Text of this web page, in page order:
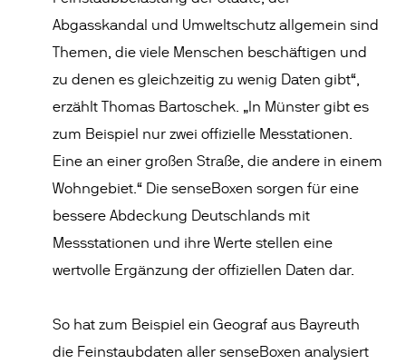
Abgasskandal und Umweltschutz allgemein sind
Themen, die viele Menschen beschäftigen und
zu denen es gleichzeitig zu wenig Daten gibt“,
erzählt Thomas Bartoschek. „In Münster gibt es
zum Beispiel nur zwei offizielle Messtationen.
Eine an einer großen Straße, die andere in einem
Wohngebiet.“ Die senseBoxen sorgen für eine
bessere Abdeckung Deutschlands mit
Messstationen und ihre Werte stellen eine
wertvolle Ergänzung der offiziellen Daten dar.
So hat zum Beispiel ein Geograf aus Bayreuth
die Feinstaubdaten aller senseBoxen analysiert